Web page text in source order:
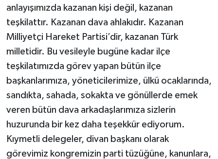
anlayışımızda kazanan kişi değil, kazanan
teşkilattır. Kazanan dava ahlakıdır. Kazanan
Milliyetçi Hareket Partisi’dir, kazanan Türk
milletidir. Bu vesileyle bugüne kadar ilçe
teşkilatımızda görev yapan bütün ilçe
başkanlarımıza, yöneticilerimize, ülkü ocaklarında,
sandıkta, sahada, sokakta ve gönüllerde emek
veren bütün dava arkadaşlarımıza sizlerin
huzurunda bir kez daha teşekkür ediyorum.
Kıymetli delegeler, divan başkanı olarak
görevimiz kongremizin parti tüzüğüne, kanunlara,